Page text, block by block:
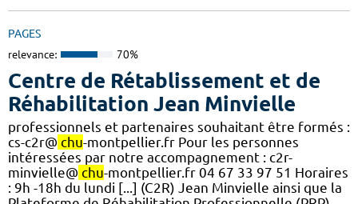
PAGES
relevance: 70%
Centre de Rétablissement et de
Réhabilitation Jean Minvielle
professionnels et partenaires souhaitant être formés :
cs-c2r@ chu-montpellier.fr Pour les personnes
intéressées par notre accompagnement : c2r-
minvielle@ chu-montpellier.fr 04 67 33 97 51 Horaires
: 9h -18h du lundi [...] (C2R) Jean Minvielle ainsi que la